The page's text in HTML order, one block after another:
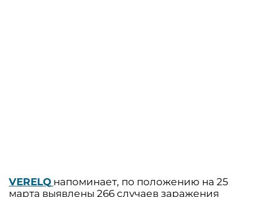
VERELQ напоминает, по положению на 25
марта выявлены 266 случаев заражения